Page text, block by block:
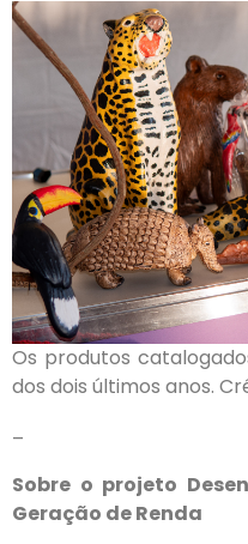
Os produtos
dos dois últimos anos.
–
Sobre o projeto
Geração de Renda